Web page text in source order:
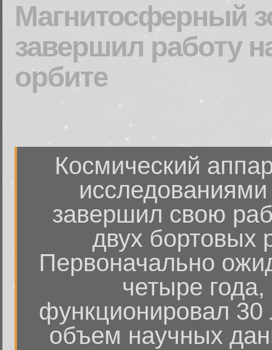
Магнитосферный
завершил работу
орбите
Космический
завершил свою
двух бортовых
Первоначально
четыре года,
функционировал 30
объем научных